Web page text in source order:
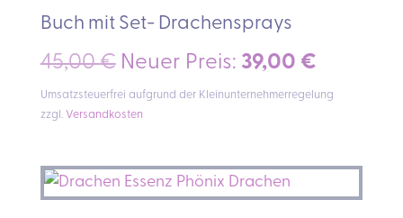
Buch mit Set- Drachensprays
45,00€ Ursprünglicher
Preis
45,00 €
Neuer Preis: 39,00 €Aktueller
Preis
39,00 €.
Umsatzsteuerfrei aufgrund der Kleinunternehmerregelung
zzgl. Versandkosten